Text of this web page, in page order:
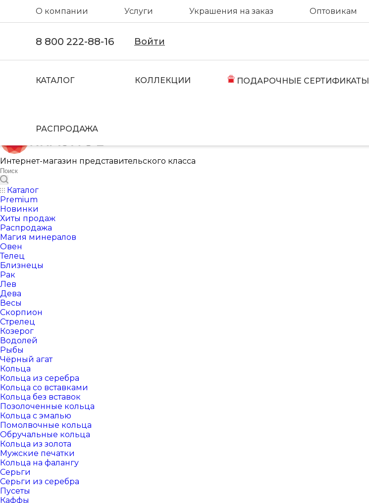
О компании Услуги Украшения на заказ Оптовикам
8 800 222-88-16 Войти
КАТАЛОГ КОЛЛЕКЦИИ ПОДАРОЧНЫЕ СЕРТИФИКАТЫ
РАСПРОДАЖА
Интернет-магазин представительского класса
Каталог
Premium
Новинки
Хиты продаж
Распродажа
Магия минералов
Овен
Телец
Близнецы
Рак
Лев
Дева
Весы
Скорпион
Стрелец
Козерог
Водолей
Рыбы
Чёрный агат
Кольца
Кольца из серебра
Кольца со вставками
Кольца без вставок
Позолоченные кольца
Кольца с эмалью
Помолвочные кольца
Обручальные кольца
Кольца из золота
Мужские печатки
Кольца на фалангу
Серьги
Серьги из серебра
Пусеты
Каффы